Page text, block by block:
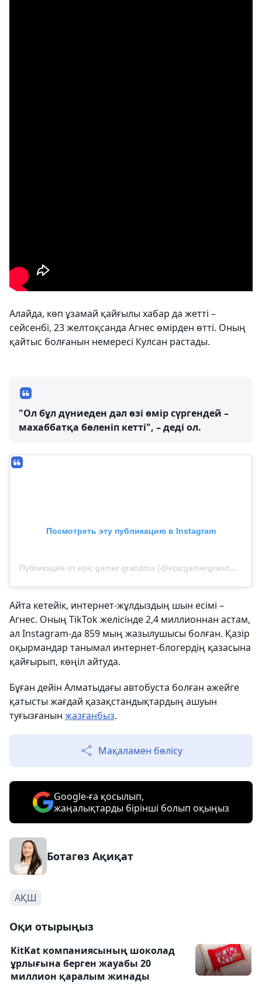
Алайда, көп ұзамай қайғылы хабар да жетті –
сейсенбі, 23 желтоқсанда Агнес өмірден өтті. Оның
қайтыс болғанын немересі Кулсан растады.
"Ол бұл дүниеден дәл өзі өмір сүргендей –
махаббатқа бөленіп кетті", – деді ол.
Посмотреть эту публикацию в Instagram
Публикация от epic gamer grandma (@epicgamergrandma)
Айта кетейік, интернет-жұлдыздың шын есімі –
Агнес. Оның TikTok желісінде 2,4 миллионнан астам,
ал Instagram-да 859 мың жазылушысы болған. Қазір
оқырмандар танымал интернет-блогердің қазасына
қайғырып, көңіл айтуда.
Бұған дейін Алматыдағы автобуста болған әжейге
қатысты жағдай қазақстандықтардың ашуын
туғызғанын жазғанбыз.
Мақаламен бөлісу
Google-ға қосылып,
жаңалықтарды бірінші болып оқыңыз
Ботагөз Ақиқат
АҚШ
Оқи отырыңыз
KitKat компаниясының шоколад
ұрлығына берген жауабы 20
миллион қаралым жинады